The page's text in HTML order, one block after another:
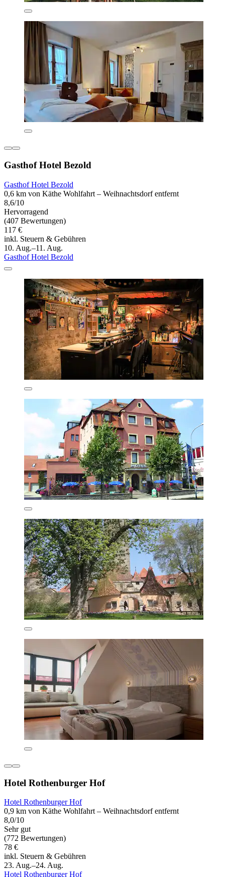
Gasthof Hotel Bezold
Gasthof Hotel Bezold
0,6 km von Käthe Wohlfahrt – Weihnachtsdorf entfernt
8,6/10
Hervorragend
(407 Bewertungen)
117 €
inkl. Steuern & Gebühren
10. Aug.–11. Aug.
Gasthof Hotel Bezold
Hotel Rothenburger Hof
Hotel Rothenburger Hof
0,9 km von Käthe Wohlfahrt – Weihnachtsdorf entfernt
8,0/10
Sehr gut
(772 Bewertungen)
78 €
inkl. Steuern & Gebühren
23. Aug.–24. Aug.
Hotel Rothenburger Hof